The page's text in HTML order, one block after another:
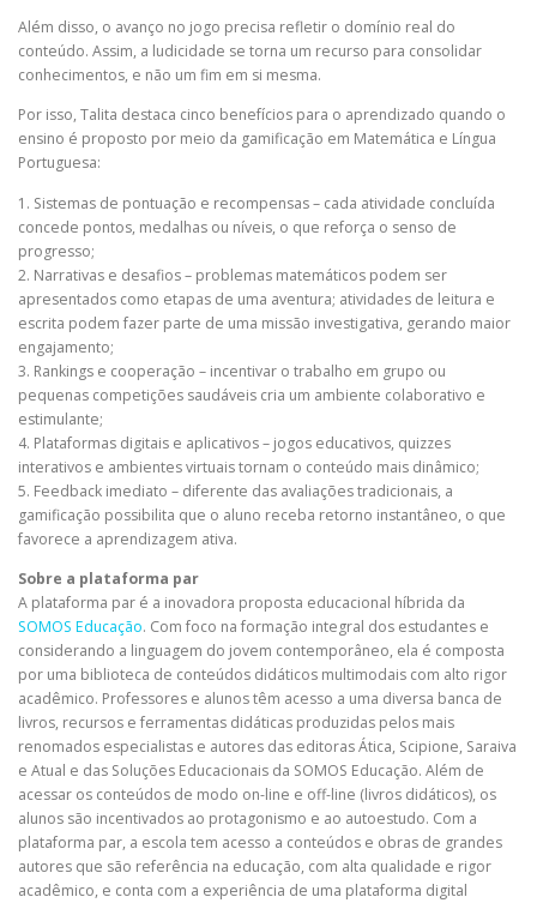
Além disso, o avanço no jogo precisa refletir o domínio real do
conteúdo. Assim, a ludicidade se torna um recurso para consolidar
conhecimentos, e não um fim em si mesma.
Por isso, Talita destaca cinco benefícios para o aprendizado quando o
ensino é proposto por meio da gamificação em Matemática e Língua
Portuguesa:
1. Sistemas de pontuação e recompensas – cada atividade concluída
concede pontos, medalhas ou níveis, o que reforça o senso de
progresso;
2. Narrativas e desafios – problemas matemáticos podem ser
apresentados como etapas de uma aventura; atividades de leitura e
escrita podem fazer parte de uma missão investigativa, gerando maior
engajamento;
3. Rankings e cooperação – incentivar o trabalho em grupo ou
pequenas competições saudáveis cria um ambiente colaborativo e
estimulante;
4. Plataformas digitais e aplicativos – jogos educativos, quizzes
interativos e ambientes virtuais tornam o conteúdo mais dinâmico;
5. Feedback imediato – diferente das avaliações tradicionais, a
gamificação possibilita que o aluno receba retorno instantâneo, o que
favorece a aprendizagem ativa.
Sobre a plataforma par
A plataforma par é a inovadora proposta educacional híbrida da
SOMOS Educação. Com foco na formação integral dos estudantes e
considerando a linguagem do jovem contemporâneo, ela é composta
por uma biblioteca de conteúdos didáticos multimodais com alto rigor
acadêmico. Professores e alunos têm acesso a uma diversa banca de
livros, recursos e ferramentas didáticas produzidas pelos mais
renomados especialistas e autores das editoras Ática, Scipione, Saraiva
e Atual e das Soluções Educacionais da SOMOS Educação. Além de
acessar os conteúdos de modo on-line e off-line (livros didáticos), os
alunos são incentivados ao protagonismo e ao autoestudo. Com a
plataforma par, a escola tem acesso a conteúdos e obras de grandes
autores que são referência na educação, com alta qualidade e rigor
acadêmico, e conta com a experiência de uma plataforma digital